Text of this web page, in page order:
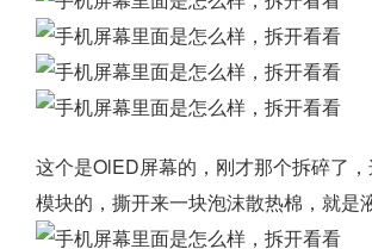
这个是OlED屏幕的，刚才那个拆碎了
模块的，撕开来一块泡沫散热棉，就是